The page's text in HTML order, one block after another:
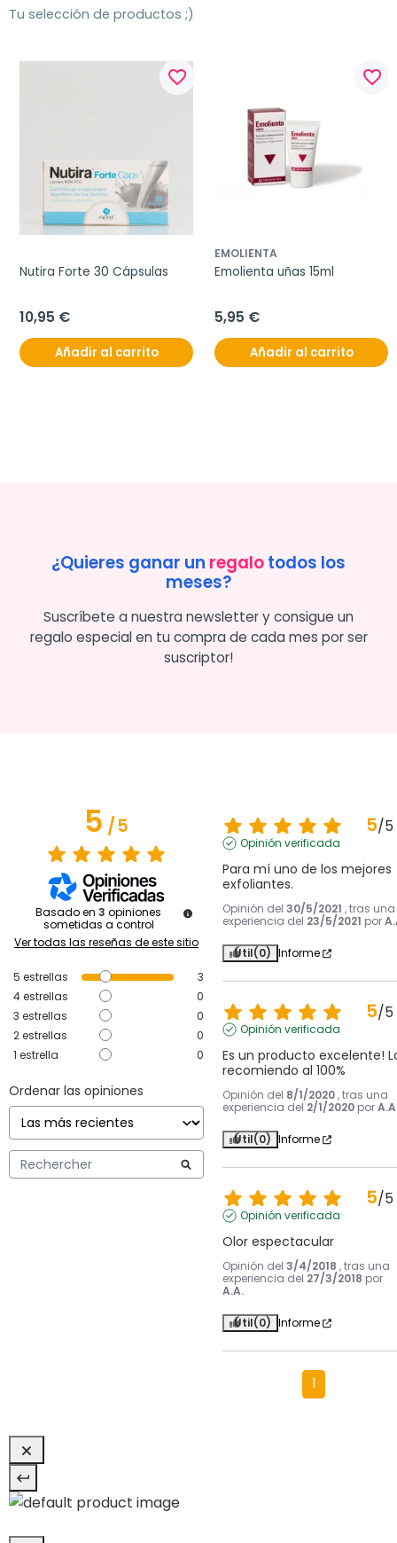
Tu selección de productos ;)
favorite_border
Nutira Forte 30 Cápsulas
10,95 €
Añadir al carrito
favorite_border
EMOLIENTA
Emolienta uñas 15ml
5,95 €
Añadir al carrito
¿Quieres ganar un regalotodos los
meses?
Suscríbete a nuestra newsletter y consigue un
regalo especial en tu compra de cada mes por ser
suscriptor!
5/5
Basado en 3 opiniones
sometidas a control
Ver todas las reseñas de este sitio
5 estrellas
3
4estrellas
0
3 estrellas
0
2estrellas
0
1 estrella 0
Ordenar las opiniones
5/5
Opinión verificada
Para mí uno de los mejores
exfoliantes.
Opinión del 30/5/2021 , tras una
experiencia del 23/5/2021 por
Útil(0) Informe
5/5
Opinión verificada
Es un producto excelente!
recomiendo al 100%
Opinión del 8/1/2020 , tras una
experiencia del 2/1/2020 por
Útil(0) Informe
5/5
Opinión verificada
Olor espectacular
Opinión del 3/4/2018 , tras una
experiencia del 27/3/2018 por
A.A.
Útil(0) Informe
1